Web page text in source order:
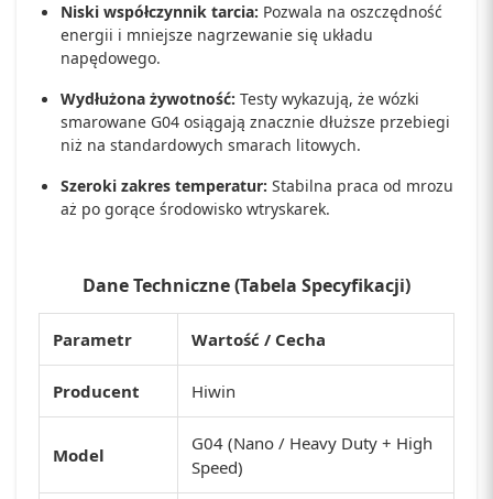
Niski współczynnik tarcia: Pozwala na oszczędność
energii i mniejsze nagrzewanie się układu
napędowego.
Wydłużona żywotność: Testy wykazują, że wózki
smarowane G04 osiągają znacznie dłuższe przebiegi
niż na standardowych smarach litowych.
Szeroki zakres temperatur: Stabilna praca od mrozu
aż po gorące środowisko wtryskarek.
Dane Techniczne (Tabela Specyfikacji)
Parametr Wartość / Cecha
Producent Hiwin
Model
G04 (Nano / Heavy Duty + High
Speed)